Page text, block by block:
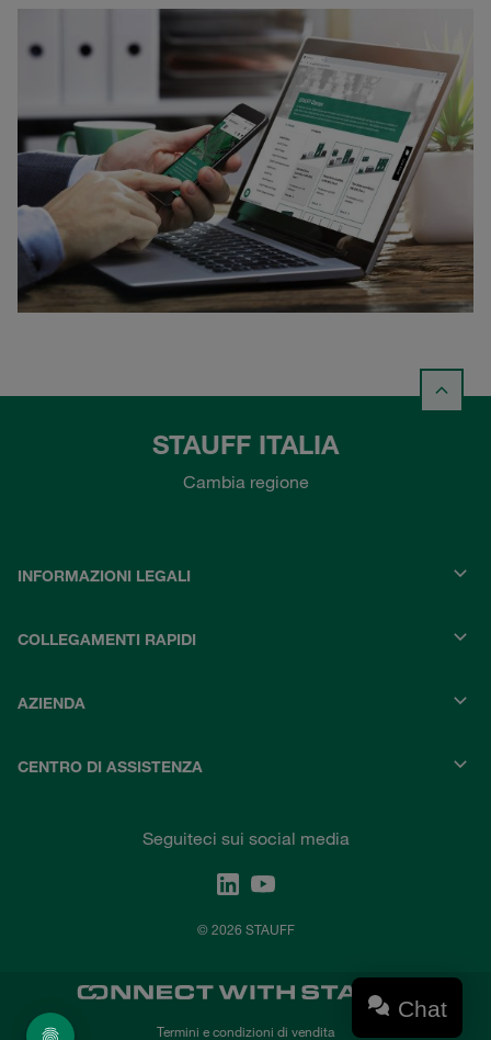
STAUFF ITALIA
Cambia regione
INFORMAZIONI LEGALI
COLLEGAMENTI RAPIDI
AZIENDA
CENTRO DI ASSISTENZA
Seguiteci sui social media
© 2026 STAUFF
Termini e condizioni di vendita
Chat